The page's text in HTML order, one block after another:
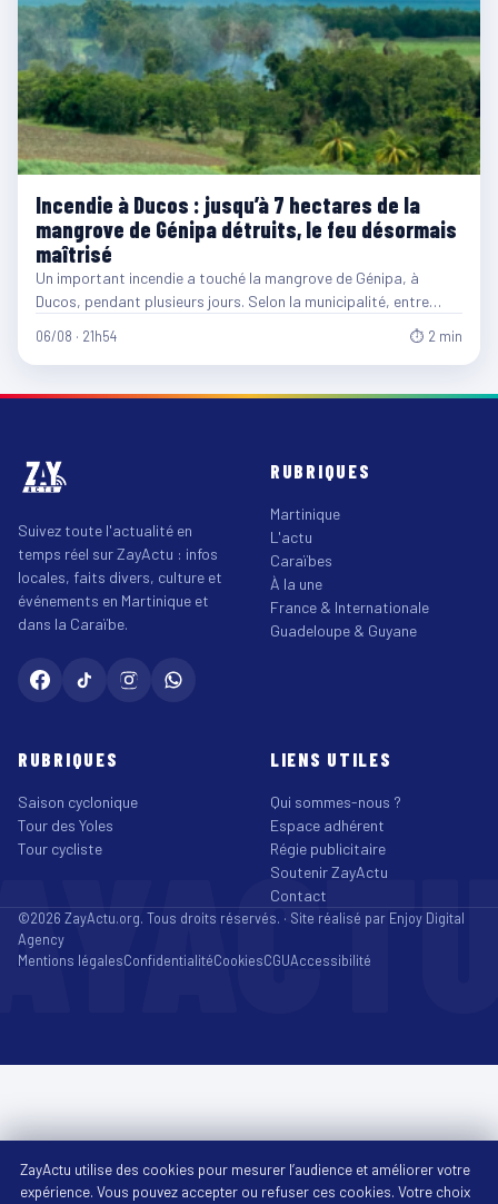
Incendie à Ducos : jusqu’à 7 hectares de la
mangrove de Génipa détruits, le feu désormais
maîtrisé
Un important incendie a touché la mangrove de Génipa, à
Ducos, pendant plusieurs jours. Selon la municipalité, entre…
06/08 · 21h54 ⏱ 2 min
Suivez toute l'actualité en
temps réel sur ZayActu : infos
locales, faits divers, culture et
événements en Martinique et
dans la Caraïbe.
RUBRIQUES
Martinique
L'actu
Caraïbes
À la une
France & Internationale
Guadeloupe & Guyane
RUBRIQUES
Saison cyclonique
Tour des Yoles
Tour cycliste
LIENS UTILES
Qui sommes-nous ?
Espace adhérent
Régie publicitaire
Soutenir ZayActu
Contact
©2026 ZayActu.org. Tous droits réservés. · Site réalisé par Enjoy Digital
Agency
Mentions légalesConfidentialitéCookiesCGUAccessibilité
ZayActu utilise des cookies pour mesurer l’audience et améliorer votre
expérience. Vous pouvez accepter ou refuser ces cookies. Votre choix